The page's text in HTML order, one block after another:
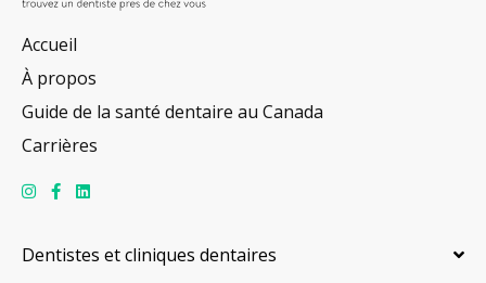
Accueil
À propos
Guide de la santé dentaire au Canada
Carrières
Dentistes et cliniques dentaires